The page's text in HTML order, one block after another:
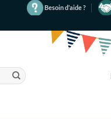
Besoin d’aide ?